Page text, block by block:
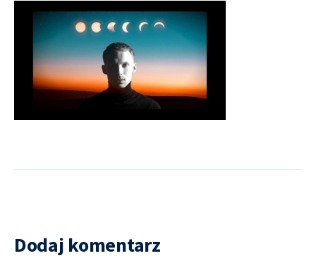
Dodaj komentarz